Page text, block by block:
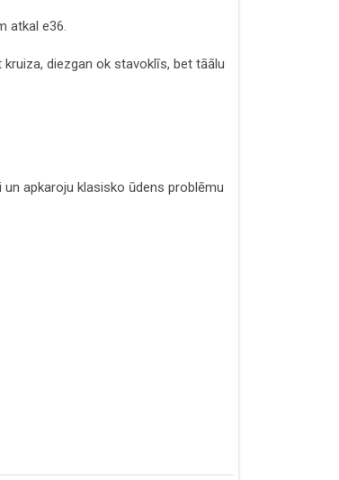
atkal e36.
diezgan ok stavoklīs, bet tāālu
apkaroju klasisko ūdens problēmu